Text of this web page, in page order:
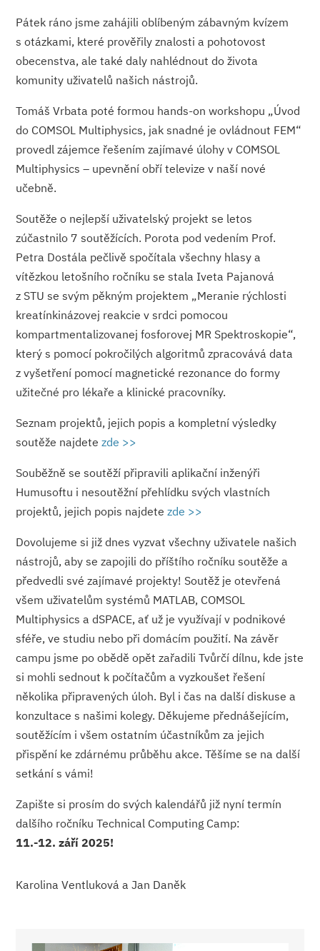
Pátek ráno jsme zahájili oblíbeným zábavným kvízem
s otázkami, které prověřily znalosti a pohotovost
obecenstva, ale také daly nahlédnout do života
komunity uživatelů našich nástrojů.
Tomáš Vrbata poté formou hands-on workshopu „Úvod
do COMSOL Multiphysics, jak snadné je ovládnout FEM“
provedl zájemce řešením zajímavé úlohy v COMSOL
Multiphysics – upevnění obří televize v naší nové
učebně.
Soutěže o nejlepší uživatelský projekt se letos
zúčastnilo 7 soutěžících. Porota pod vedením Prof.
Petra Dostála pečlivě spočítala všechny hlasy a
vítězkou letošního ročníku se stala Iveta Pajanová
z STU se svým pěkným projektem „Meranie rýchlosti
kreatínkinázovej reakcie v srdci pomocou
kompartmentali­zovanej fosforovej MR Spektroskopie“,
který s pomocí pokročilých algoritmů zpracovává data
z vyšetření pomocí magnetické rezonance do formy
užitečné pro lékaře a klinické pracovníky.
Seznam projektů, jejich popis a kompletní výsledky
soutěže najdetezde >>
Souběžně se soutěží připravili aplikační inženýři
Humusoftu i nesoutěžní přehlídku svých vlastních
projektů, jejich popis najdetezde >>
Dovolujeme si již dnes vyzvat všechny uživatele našich
nástrojů, aby se zapojili do příštího ročníku soutěže a
předvedli své zajímavé projekty! Soutěž je otevřená
všem uživatelům systémů MATLAB, COMSOL
Multiphysics a dSPACE, ať už je využívají v podnikové
sféře, ve studiu nebo při domácím použití. Na závěr
campu jsme po obědě opět zařadili Tvůrčí dílnu, kde jste
si mohli sednout k počítačům a vyzkoušet řešení
několika připravených úloh. Byl i čas na další diskuse a
konzultace s našimi kolegy. Děkujeme přednášejícím,
soutěžícím i všem ostatním účastníkům za jejich
přispění ke zdárnému průběhu akce. Těšíme se na další
setkání s vámi!
Zapište si prosím do svých kalendářů již nyní termín
dalšího ročníku Technical Computing Camp:
11.-12. září 2025!
Karolina Ventluková a Jan Daněk